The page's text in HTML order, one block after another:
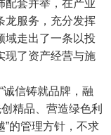
配套并举，在产业
龙服务，充分发挥
域走出了一条以投
现了资产经营与施
信铸就品牌，融
精品、营造绿色利
的管理方针，不求